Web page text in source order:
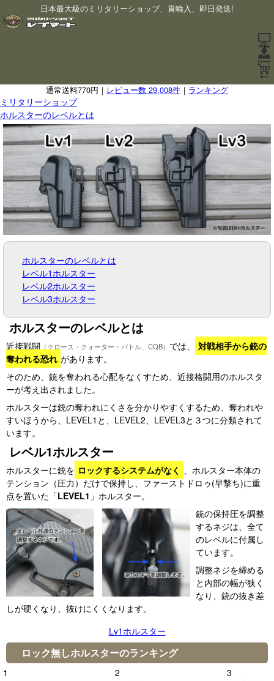
日本最大級のミリタリーショップ、直輸入、即日発送!
通常送料770円｜ レビュー数 29,008件 ｜ ランキング
ミリタリーショップ
ホルスターのレベルとは
ホルスターのレベルとは
レベル1ホルスター
レベル2ホルスター
レベル3ホルスター
ホルスターのレベルとは
近接戦闘 （クロース・クォーター・バトル、CQB） では、
対戦相手から銃の
奪われる恐れ があります。
そのため、銃を奪われる心配をなくすため、近接格闘用のホルスタ
ーが考え出されました。
ホルスターは銃の奪われにくさを分かりやすくするため、奪われや
すいほうから、LEVEL1と、LEVEL2、LEVEL3と３つに分類されて
います。
レベル1ホルスター
ホルスターに銃を ロックするシステムがなく 、ホルスター本体の
テンション（圧力）だけで保持し、ファーストドロゥ(早撃ち)に重
点を置いた「LEVEL1 」ホルスター。
銃の保持圧を調整
するネジは、全て
のレベルに付属し
ています。
調整ネジを締める
と内部の幅が狭く
なり、銃の抜き差
しが硬くなり、抜けにくくなります。
Lv1ホルスター
ロック無しホルスターのランキング
1 2 3